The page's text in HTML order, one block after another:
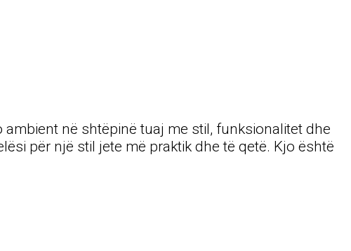
në shtëpinë tuaj me stil, funksionalitet dhe
për një stil jete më praktik dhe të qetë. Kjo është